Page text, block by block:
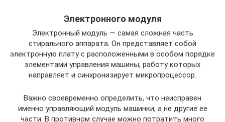
Электронного модуля
Электронный модуль — самая сложная часть
стирального аппарата. Он представляет собой
электронную плату с расположенными в особом порядке
элементами управления машины, работу которых
направляет и синхронизирует микропроцессор.
Важно своевременно определить, что неисправен
именно управляющий модуль машинки, а не другие ее
части. В противном случае можно потратить много